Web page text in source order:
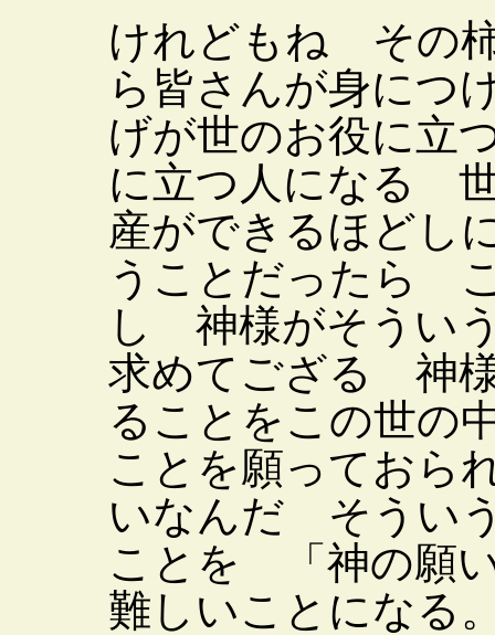
けれどもね その
ら皆さんが身につ
げが世のお役に立
に立つ人になる
産ができるほどし
うことだったら
し 神様がそうい
求めてござる 神
ることをこの世の
ことを願っておら
いなんだ そうい
ことを 「神の願
難しいことになる